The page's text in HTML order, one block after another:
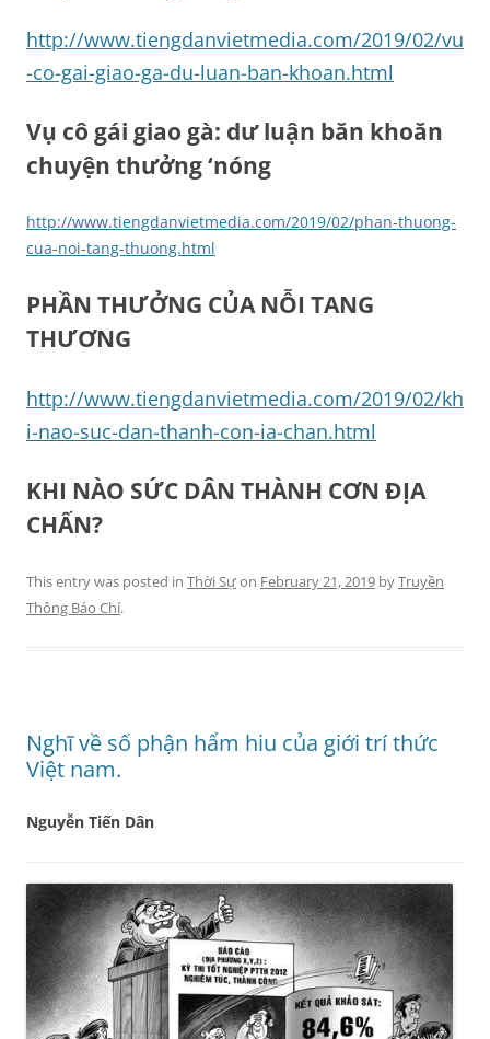
http://www.tiengdanvietmedia.com/2019/02/vu
-co-gai-giao-ga-du-luan-ban-khoan.html
Vụ cô gái giao gà: dư luận băn khoăn
chuyện thưởng ‘nóng
http://www.tiengdanvietmedia.com/2019/02/phan-thuong-
cua-noi-tang-thuong.html
PHẦN THƯỞNG CỦA NỖI TANG
THƯƠNG
http://www.tiengdanvietmedia.com/2019/02/kh
i-nao-suc-dan-thanh-con-ia-chan.html
KHI NÀO SỨC DÂN THÀNH CƠN ĐỊA
CHẤN?
This entry was posted in Thời Sựon February 21, 2019 byTruyền
Thông Báo Chí.
Nghĩ về số phận hẩm hiu của giới trí thức
Việt nam.
Nguyễn Tiến Dân